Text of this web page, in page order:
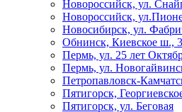
Новороссийск, ул.
Новороссийск,
Новосибирск, ул.
Обнинск, Киевское ш.,
Пермь, ул. 25 лет
Пермь, ул.
Петропавловск-
Пятигорск,
Пятигорск, ул. Беговая